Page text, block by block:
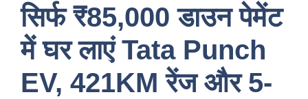
सिर्फ ₹85,000 डाउन पेमेंट
में घर लाएं Tata Punch
EV, 421KM रेंज और 5-